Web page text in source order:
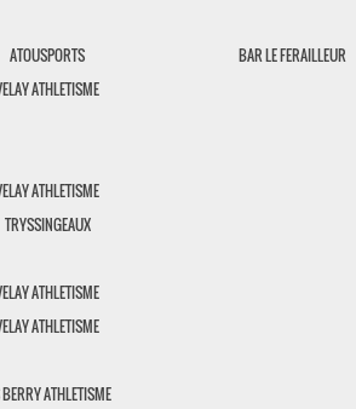
ATOUSPORTS
BAR LE FERAILLEUR
ATHLETISME
ATHLETISME
TRYSSINGEAUX
ATHLETISME
ATHLETISME
ATHLETISME